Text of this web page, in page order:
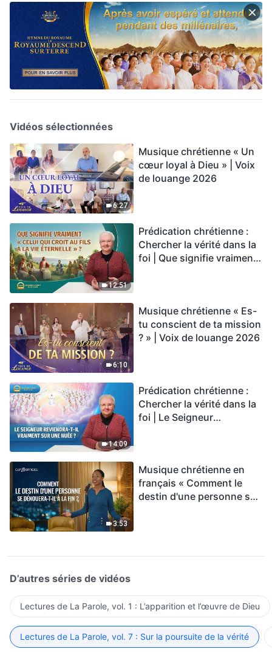
Vidéos sélectionnées
6:27
Musique chrétienne « Un
cœur loyal à Dieu » | Voix
de louange 2026
12:51
Prédication chrétienne :
Chercher la vérité dans la
foi | Que signifie vraiment
6:10
Musique chrétienne « Es-
tu conscient de ta mission
? » | Voix de louange 2026
14:09
Prédication chrétienne :
Chercher la vérité dans la
foi | Le Seigneur
3:53
Musique chrétienne en
français « Comment le
destin d'une personne se
D’autres séries de vidéos
Lectures de La Parole, vol. 1 : L’apparition et l’œuvre de Dieu
Lectures de La Parole, vol. 7 : Sur la poursuite de la vérité